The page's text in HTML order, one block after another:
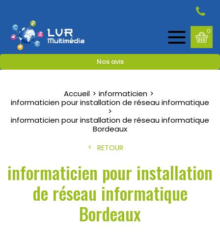
Nos avis
0
Accueil
informaticien
informaticien pour installation de réseau informatique
informaticien pour installation de réseau informatique
Bordeaux
RETOUR
informaticien pour installation
de réseau informatique
Bordeaux